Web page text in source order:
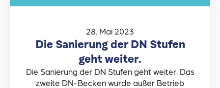
28. Mai 2023
Die Sanierung der DN Stufen
geht weiter.
Die Sanierung der DN Stufen geht weiter. Das
zweite DN-Becken wurde außer Betrieb